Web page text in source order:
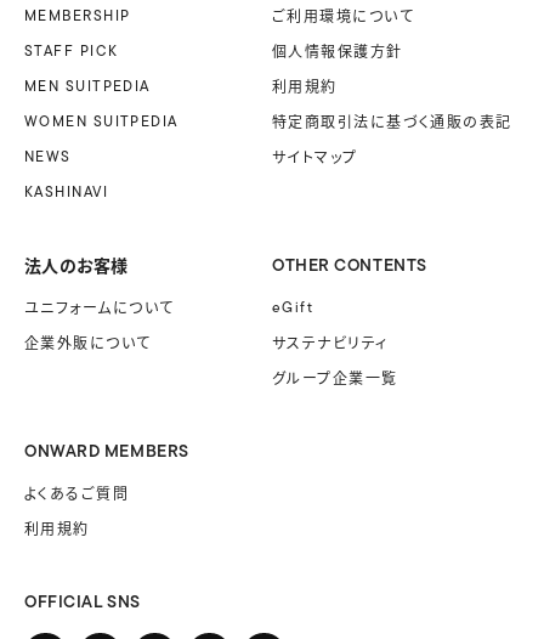
MEMBERSHIP
STAFF PICK
MEN SUITPEDIA
WOMEN SUITPEDIA
NEWS
KASHINAVI
ご利用環境について
個人情報保護方針
利用規約
特定商取引法に基づく通販の表記
サイトマップ
法人のお客様
ユニフォームについて
企業外販について
OTHER CONTENTS
eGift
サステナビリティ
グループ企業一覧
ONWARD MEMBERS
よくあるご質問
利用規約
OFFICIAL SNS